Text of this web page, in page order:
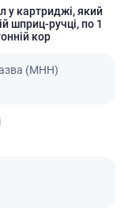
у картриджі, який
шприц-ручці, по 1
кор
(МНН)